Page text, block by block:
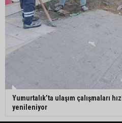
Yumurtalık’ta ulaşım çalışmaları
yenileniyor